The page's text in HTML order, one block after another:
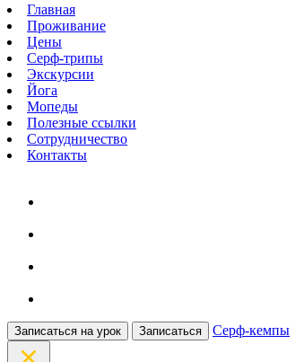
Главная
Проживание
Цены
Серф-трипы
Экскурсии
Йога
Мопеды
Полезные ссылки
Сотрудничество
Контакты
Записаться на урок Записаться Серф-кемпы